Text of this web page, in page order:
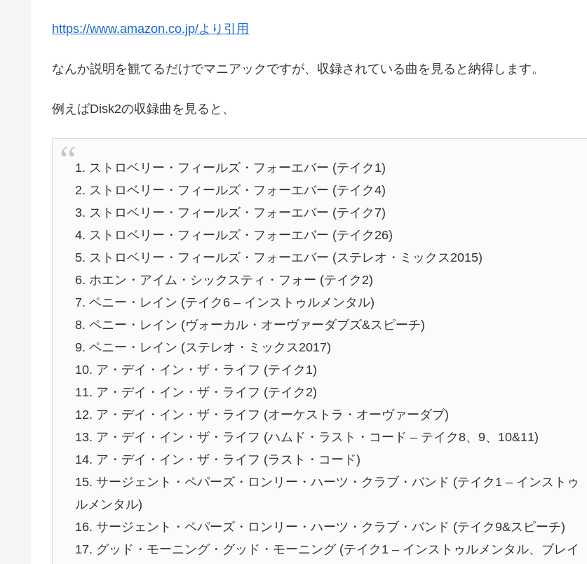
https://www.amazon.co.jp/より引用
なんか説明を観てるだけでマニアックですが、収録されている曲を見ると納得します。
例えばDisk2の収録曲を見ると、
1. ストロベリー・フィールズ・フォーエバー (テイク1)
2. ストロベリー・フィールズ・フォーエバー (テイク4)
3. ストロベリー・フィールズ・フォーエバー (テイク7)
4. ストロベリー・フィールズ・フォーエバー (テイク26)
5. ストロベリー・フィールズ・フォーエバー (ステレオ・ミックス2015)
6. ホエン・アイム・シックスティ・フォー (テイク2)
7. ペニー・レイン (テイク6 – インストゥルメンタル)
8. ペニー・レイン (ヴォーカル・オーヴァーダブズ&スピーチ)
9. ペニー・レイン (ステレオ・ミックス2017)
10. ア・デイ・イン・ザ・ライフ (テイク1)
11. ア・デイ・イン・ザ・ライフ (テイク2)
12. ア・デイ・イン・ザ・ライフ (オーケストラ・オーヴァーダブ)
13. ア・デイ・イン・ザ・ライフ (ハムド・ラスト・コード – テイク8、9、10&11)
14. ア・デイ・イン・ザ・ライフ (ラスト・コード)
15. サージェント・ペパーズ・ロンリー・ハーツ・クラブ・バンド (テイク1 – インストゥ
ルメンタル)
16. サージェント・ペパーズ・ロンリー・ハーツ・クラブ・バンド (テイク9&スピーチ)
17. グッド・モーニング・グッド・モーニング (テイク1 – インストゥルメンタル、ブレイ